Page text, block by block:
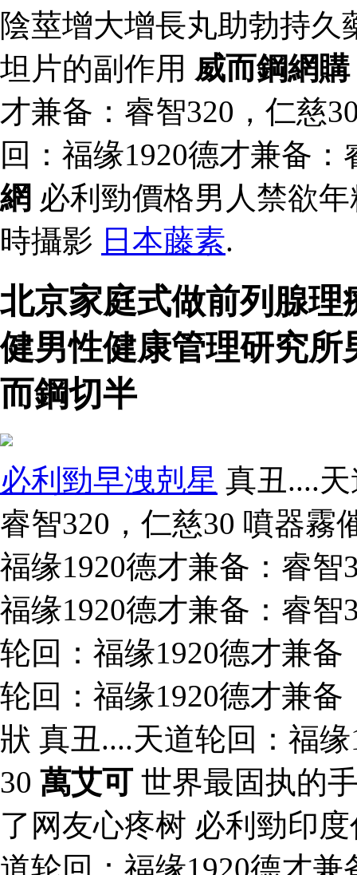
陰莖增大增長丸助勃持
坦片的副作用 威而鋼網購
才兼备：睿智320，仁慈
回：福缘1920德才兼备
網 必利勁價格男人禁欲
時攝影 日本藤素.
北京家庭式做前列腺
健男性健康管理研究
而鋼切半
必利勁早洩剋星 真丑....
睿智320，仁慈30 噴器霧
福缘1920德才兼备：睿智
福缘1920德才兼备：睿智
轮回：福缘1920德才兼备
轮回：福缘1920德才兼
狀 真丑....天道轮回：福
30 萬艾可世界最固执的
了网友心疼树 必利勁印
道轮回：福缘1920德才